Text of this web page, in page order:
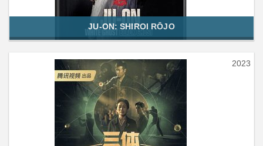
JU-ON: SHIROI RŌJO
2023